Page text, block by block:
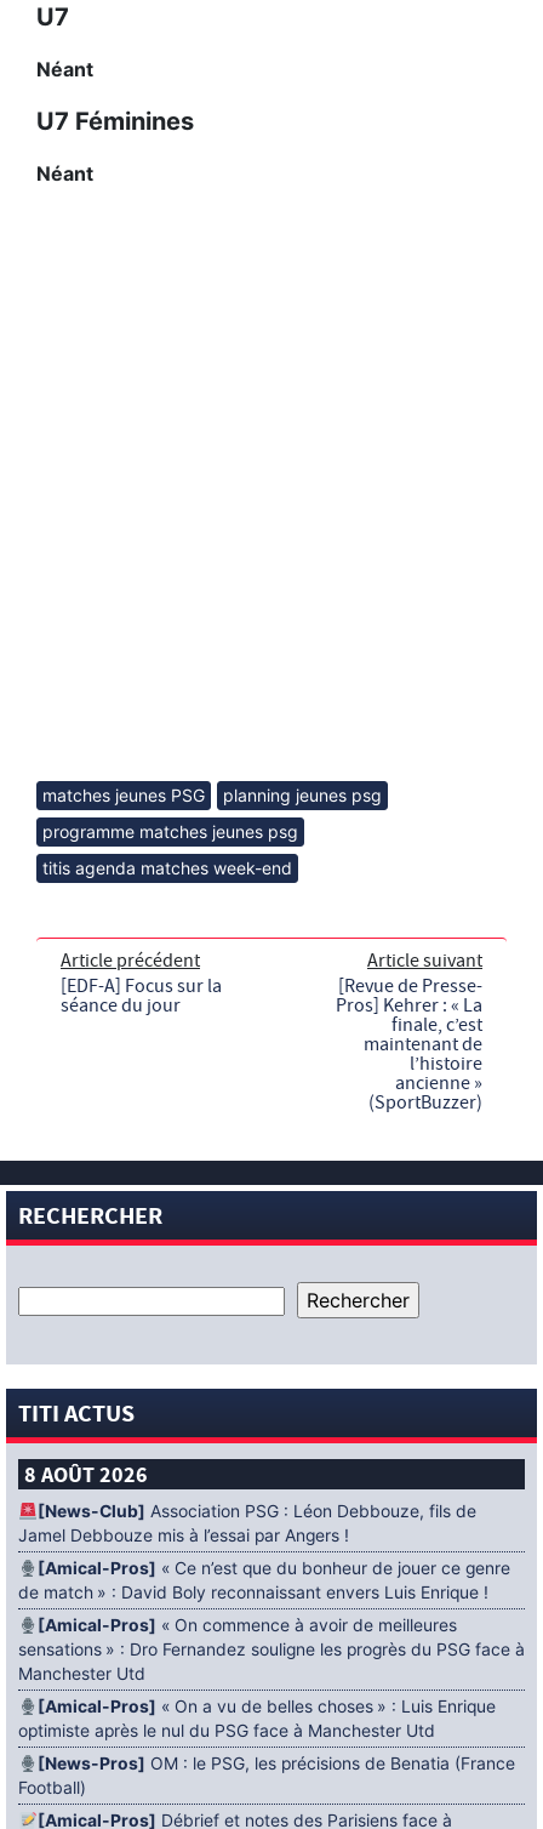
U7
Néant
U7 Féminines
Néant
matches jeunes PSG
planning jeunes psg
programme matches jeunes psg
titis agenda matches week-end
Article précédent
[EDF-A] Focus sur la
séance du jour
Article suivant
[Revue de Presse-
Pros] Kehrer : « La
finale, c’est
maintenant de
l’histoire
ancienne »
(SportBuzzer)
RECHERCHER
TITI ACTUS
8 AOÛT 2026
[News-Club] Association PSG : Léon Debbouze, fils de
Jamel Debbouze mis à l’essai par Angers !
[Amical-Pros] « Ce n’est que du bonheur de jouer ce genre
de match » : David Boly reconnaissant envers Luis Enrique !
[Amical-Pros] « On commence à avoir de meilleures
sensations » : Dro Fernandez souligne les progrès du PSG face à
Manchester Utd
[Amical-Pros] « On a vu de belles choses » : Luis Enrique
optimiste après le nul du PSG face à Manchester Utd
[News-Pros] OM : le PSG, les précisions de Benatia (France
Football)
[Amical-Pros] Débrief et notes des Parisiens face à